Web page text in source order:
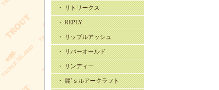
・ リトリークス
・ REPLY
・ リップルアッシュ
・ リバーオールド
・ リンディー
・ 麗’ｓルアークラフト